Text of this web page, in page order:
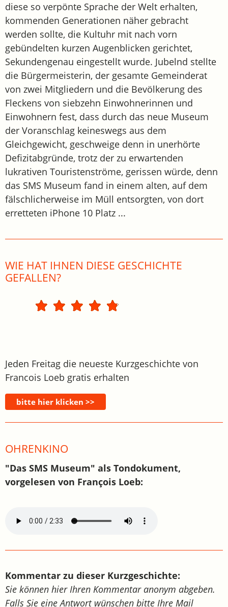
diese so verpönte Sprache der Welt erhalten,
kommenden Generationen näher gebracht
werden sollte, die Kultuhr mit nach vorn
gebündelten kurzen Augenblicken gerichtet,
Sekundengenau eingestellt wurde. Jubelnd stellte
die Bürgermeisterin, der gesamte Gemeinderat
von zwei Mitgliedern und die Bevölkerung des
Fleckens von siebzehn Einwohnerinnen und
Einwohnern fest, dass durch das neue Museum
der Voranschlag keineswegs aus dem
Gleichgewicht, geschweige denn in unerhörte
Defizitabgründe, trotz der zu erwartenden
lukrativen Touristenströme, gerissen würde, denn
das SMS Museum fand in einem alten, auf dem
fälschlicherweise im Müll entsorgten, von dort
erretteten iPhone 10 Platz ...
WIE HAT IHNEN DIESE GESCHICHTE
GEFALLEN?
Jeden Freitag die neueste Kurzgeschichte von
Francois Loeb gratis erhalten
OHRENKINO
"Das SMS Museum" als Tondokument,
vorgelesen von François Loeb:
Kommentar zu dieser Kurzgeschichte:
Sie können hier Ihren Kommentar anonym abgeben.
Falls Sie eine Antwort wünschen bitte Ihre Mail